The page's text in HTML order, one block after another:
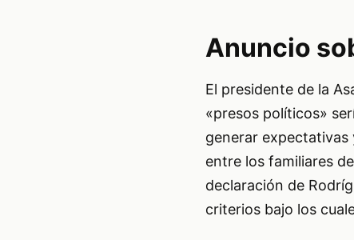
Anuncio
El presidente de la
«presos políticos»
generar expectativas
entre los familiares
declaración de
criterios bajo los